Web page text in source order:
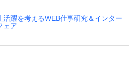
活躍を考えるWEB仕事研究＆インター
ェア